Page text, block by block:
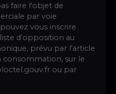
faire l'objet de
par voie
vous inscrire
d'opposition au
prévu par l'article
consommation, sur le
ou par